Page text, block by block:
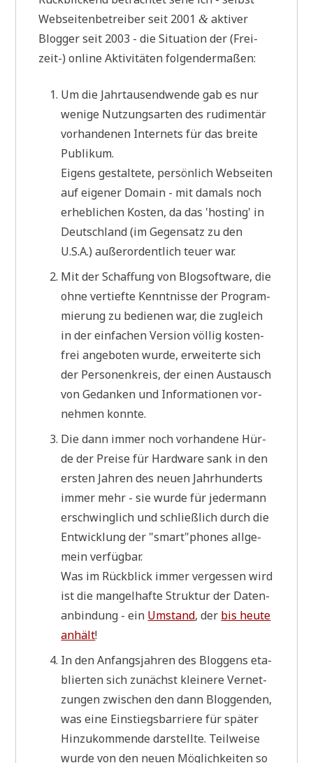
Web­sei­ten­be­trei­ber seit 2001& akti­ver
Blog­ger seit 2003 - die Situa­ti­on der (Frei­
zeit-) online Akti­vi­tä­ten folgendermaßen:
Um die Jahr­tau­send­wen­de gab es nur
weni­ge Nut­zungs­ar­ten des rudi­men­tär
vor­han­de­nen Inter­nets für das brei­te
Publikum.
Eigens gestal­te­te, per­sön­lich Web­sei­ten
auf eige­ner Domain - mit damals noch
erheb­li­chen Kosten, da das 'hosting' in
Deutsch­land (im Gegen­satz zu den
U.S.A.) außer­or­dent­lich teu­er war.
Mit der Schaf­fung von Blog­soft­ware, die
ohne ver­tief­te Kennt­nis­se der Pro­gram­
mie­rung zu bedie­nen war, die zugleich
in der ein­fa­chen Ver­si­on völ­lig kosten­
frei ange­bo­ten wur­de, erwei­ter­te sich
der Per­so­nen­kreis, der einen Aus­tausch
von Gedan­ken und Infor­ma­tio­nen vor­
neh­men konnte.
Die dann immer noch vor­han­de­ne Hür­
de der Prei­se für Hard­ware sank in den
ersten Jah­ren des neu­en Jahr­hun­derts
immer mehr - sie wur­de für jeder­mann
erschwing­lich und schließ­lich durch die
Ent­wick­lung der "smart"phones all­ge­
mein verfügbar.
Was im Rück­blick immer ver­ges­sen wird
ist die man­gel­haf­te Struk­tur der Daten­
an­bin­dung - ein Umstand, der bis heu­te
anhält!
In den Anfangs­jah­ren des Blog­gens eta­
blier­ten sich zunächst klei­ne­re Ver­net­
zun­gen zwi­schen den dann Blog­gen­den,
was eine Ein­stiegs­bar­rie­re für spä­ter
Hin­zu­kom­men­de dar­stell­te. Teil­wei­se
wur­de von den neu­en Mög­lich­kei­ten so